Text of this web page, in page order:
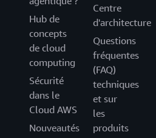
Hub de
concepts
de cloud
computing
Sécurité
dans le
Cloud AWS
Nouveautés
Centre
d'architecture
Questions
fréquentes
(FAQ)
techniques
et sur
les
produits